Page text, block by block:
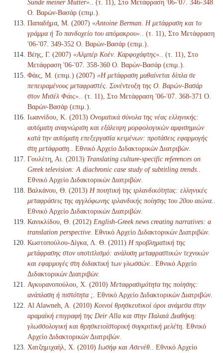
Sünde meiner Mutter».
. (τ. 11), Στο Μετάφραση '06-'07. 346-348
Ο. Βαρών-Βασάρ (επιμ.).
Παπαδήμα, Μ. (2007) «Antoine Berman. Η μετάφραση και το
γράμμα ή Το πανδοχείο του απόμακρου».
. (τ. 11), Στο Μετάφραση
'06-'07. 349-352 Ο. Βαρών-Βασάρ (επιμ.).
Βέης, Γ. (2007) «Αλμπέρ Κοέν. Καρφοχάφτης».
. (τ. 11), Στο
Μετάφραση '06-'07. 358-360 Ο. Βαρών-Βασάρ (επιμ.).
Φάις, Μ. (επιμ.) (2007) «Η μετάφραση μαθαίνεται δίπλα σε
πεπειραμένους μεταφραστές. Συνέντευξη της Ο. Βαρών-Βασάρ
στον Μισέλ Φάις».
. (τ. 11), Στο Μετάφραση '06-'07. 368-371 Ο.
Βαρών-Βασάρ (επιμ.).
Ιωαννίδου, Κ. (2013) Ονοματικά σύνολα της νέας ελληνικής:
αυτόματη αναγνώριση και εξάλειψη μορφολογικών αμφισημιών
κατά την αυτόματη επεξεργασία κειμένων: προτάσεις εφαρμογής
στη μετάφραση.
. Εθνικό Αρχείο Διδακτορικών Διατριβών.
Γουλέτη, Αι. (2013) Translating culture-specific references on
Greek television: A diachronic case study of subtitling trends.
Εθνικό Αρχείο Διδακτορικών Διατριβών.
Βαλκάνου, Θ. (2013) Η ποιητική της ιρλανδικότητας: ελληνικές
μεταφράσεις της αγγλόφωνης ιρλανδικής ποίησης του 20ου αιώνα.
Εθνικό Αρχείο Διδακτορικών Διατριβών.
Κανικλίδου, Θ. (2012) English-Greek news creating narratives: a
translation perspective . Εθνικό Αρχείο Διδακτορικών Διατριβών.
Κωστοπούλου-Δίγκα, Λ. Θ. (2011) Η προβληματική της
μετάφρασης στον υποτιτλισμό: ανάλυση μεταφραστικών τεχνικών
και εφαρμογές στη διδακτική των γλωσσών.
. Εθνικό Αρχείο
Διδακτορικών Διατριβών.
Αγκυρανοπούλου, Χ. (2010) Μεταφρασιμότητα της ποίησης:
ανάπλαση ή πιστότητα ; . Εθνικό Αρχείο Διδακτορικών Διατριβών.
Al Alawneh, A. (2010) Κοινοί θρησκευτικοί όροι ανάμεσα στην
αραμαϊκή επιγραφή της Deir Alla και στην Παλαιά Διαθήκη:
γλωσσολογική και θρησκειοϊστορική συγκριτική μελέτη . Εθνικό
Αρχείο Διδακτορικών Διατριβών.
Χατζημιχαήλ, Χ. (2010) Ιωσήφ και Ασενέθ.
. Εθνικό Αρχείο